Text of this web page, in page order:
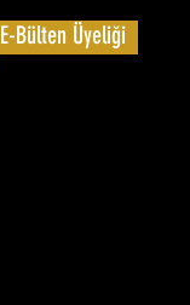
E-Bülten Üyeliği